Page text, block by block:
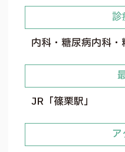
診
内科・糖尿病内科・
JR「篠栗駅」
ア